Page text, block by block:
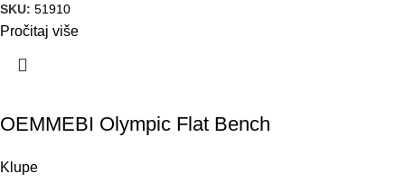
SKU: 51910
Pročitaj više
OEMMEBI Olympic Flat Bench
Klupe